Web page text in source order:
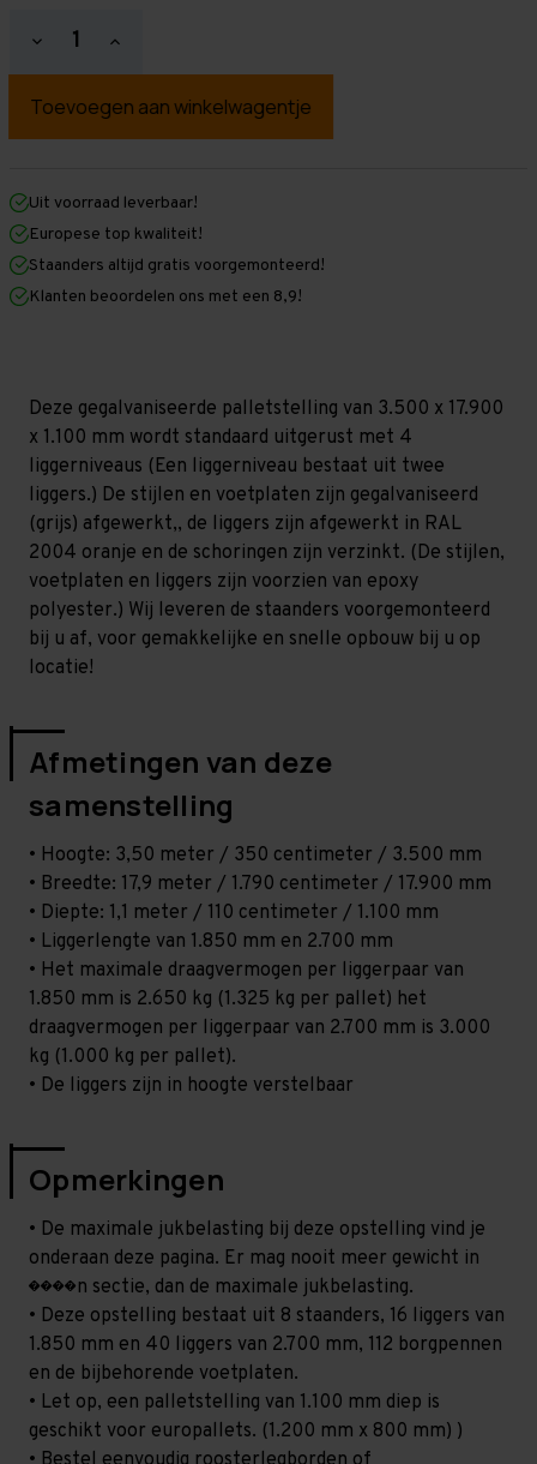
Hoeveelheid
verlagen
Palletstelling
mm
mm
x
1.100
mm
Galva
Zwaar
-
T100
Hoeveelheid
verhogen
Palletstelling
mm
mm
1.100
mm
(HxLXD)
Galva
Zwaar
-
T100
Uit voorraad leverbaar!
Europese top kwaliteit!
Staanders altijd gratis voorgemonteerd!
Klanten beoordelen ons met een 8,9!
Deze gegalvaniseerde palletstelling van 3.500 x 17.900
x 1.100 mm wordt standaard uitgerust met 4
liggerniveaus (Een liggerniveau bestaat uit twee
liggers.) De stijlen en voetplaten zijn gegalvaniseerd
(grijs) afgewerkt,, de liggers zijn afgewerkt in RAL
2004 oranje en de schoringen zijn verzinkt. (De stijlen,
voetplaten en liggers zijn voorzien van epoxy
polyester.) Wij leveren de staanders voorgemonteerd
bij u af, voor gemakkelijke en snelle opbouw bij u op
locatie!
Afmetingen van deze
samenstelling
• Hoogte: 3,50 meter / 350 centimeter / 3.500 mm
• Breedte: 17,9 meter / 1.790 centimeter / 17.900 mm
• Diepte: 1,1 meter / 110 centimeter / 1.100 mm
• Liggerlengte van 1.850 mm en 2.700 mm
• Het maximale draagvermogen per liggerpaar van
1.850 mm is 2.650 kg (1.325 kg per pallet) het
draagvermogen per liggerpaar van 2.700 mm is 3.000
kg (1.000 kg per pallet).
• De liggers zijn in hoogte verstelbaar
Opmerkingen
• De maximale jukbelasting bij deze opstelling vind je
onderaan deze pagina. Er mag nooit meer gewicht in
����n sectie, dan de maximale jukbelasting.
• Deze opstelling bestaat uit 8 staanders, 16 liggers van
1.850 mm en 40 liggers van 2.700 mm, 112 borgpennen
en de bijbehorende voetplaten.
• Let op, een palletstelling van 1.100 mm diep is
geschikt voor europallets. (1.200 mm x 800 mm) )